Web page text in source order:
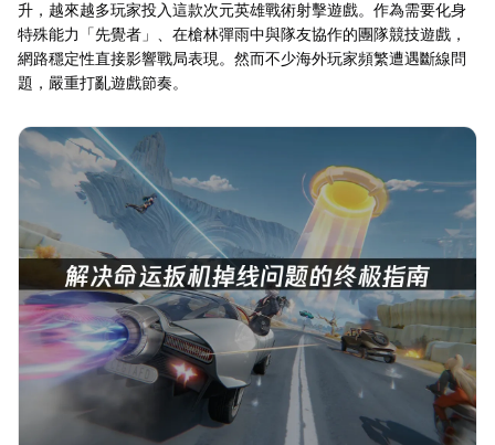
升，越來越多玩家投入這款次元英雄戰術射擊遊戲。作為需要化身
特殊能力「先覺者」、在槍林彈雨中與隊友協作的團隊競技遊戲，
網路穩定性直接影響戰局表現。然而不少海外玩家頻繁遭遇斷線問
題，嚴重打亂遊戲節奏。